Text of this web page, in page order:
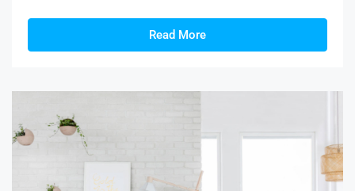
Read More